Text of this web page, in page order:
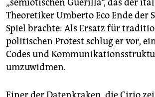
„semiotischen Guerilla“, das der
Theoretiker Umberto Eco Ende der
Spiel brachte: Als Ersatz für
politischen Protest schlug er vor,
Codes und
umzuwidmen.